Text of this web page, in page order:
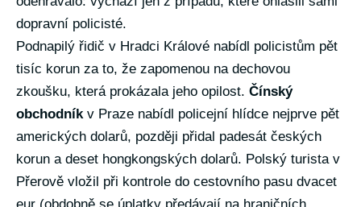
dopravní policisté.
Podnapilý řidič v Hradci Králové nabídl policistům pět
tisíc korun za to, že zapomenou na dechovou
zkoušku, která prokázala jeho opilost. Čínský
obchodníkv Praze nabídl policejní hlídce nejprve pět
amerických dolarů, později přidal padesát českých
korun a deset hongkongských dolarů. Polský turista v
Přerově vložil při kontrole do cestovního pasu dvacet